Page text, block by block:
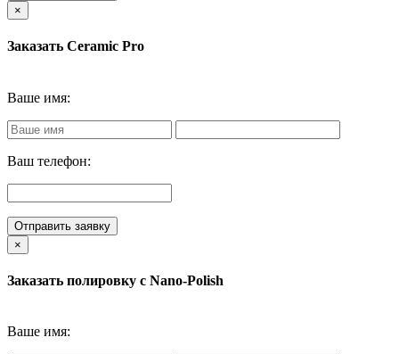
×
Заказать Ceramic Pro
Ваше имя:
Ваш телефон:
Отправить заявку
×
Заказать полировку с Nano-Polish
Ваше имя: